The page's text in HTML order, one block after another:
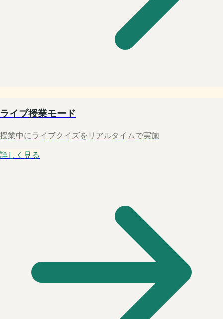
ライブ授業モード
授業中にライブクイズをリアルタイムで実施
詳しく見る